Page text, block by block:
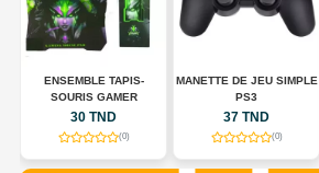
ENSEMBLE TAPIS-
SOURIS GAMER
30 TND
(0)
MANETTE DE JEU SIMPLE
PS3
37 TND
(0)